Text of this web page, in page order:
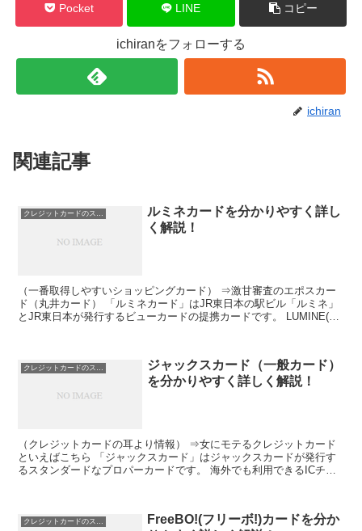
Pocket LINE コピー
ichiranをフォローする
ichiran
関連記事
クレジットカードのスペック
ルミネカードを分かりやすく詳し
く解説！
（一番取得しやすいショッピングカード） ⇒激甘審査のエポスカー
ド（丸井カード） 「ルミネカード」はJR東日本の駅ビル「ルミネ」
とJR東日本が発行するビューカードの提携カードです。 LUMINE(ル
ジャックスカード（一般カード）
を分かりやすく詳しく解説！
（クレジットカードの耳より情報） ⇒女にモテるクレジットカード
といえばこちら 「ジャックスカード」はジャックスカードが発行す
るスタンダードなプロパーカードです。 海外でも利用できるICチッ
クレジットカードのスペック
FreeBO!(フリーボ!)カードを分か